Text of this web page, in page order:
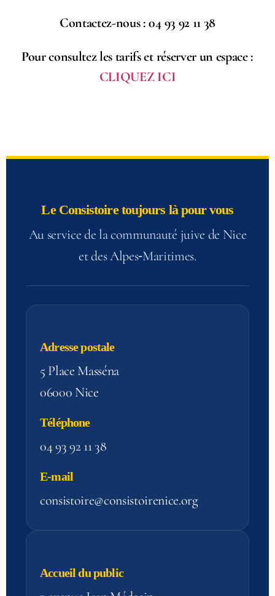
Contactez-nous : 04 93 92 11 38
Pour consultez les tarifs et réserver un espace :
CLIQUEZ ICI
Le Consistoire toujours là pour vous
Au service de la communauté juive de Nice
et des Alpes‑Maritimes.
Adresse postale
5 Place Masséna
06000 Nice
Téléphone
04 93 92 11 38
E-mail
consistoire@consistoirenice.org
Accueil du public